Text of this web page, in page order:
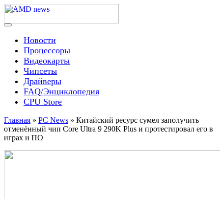
Skip
content
AMD news
Menu
Новости
Процессоры
Видеокарты
Чипсеты
Драйверы
FAQ/Энциклопедия
CPU Store
Главная » PC News » Китайский ресурс сумел заполучить
отменённый чип Core Ultra 9 290K Plus и протестировал его в
играх и ПО